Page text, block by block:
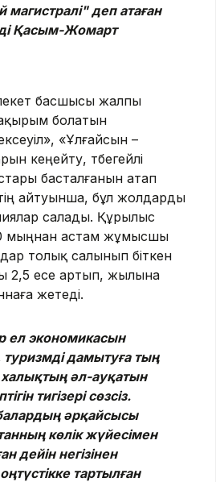
деп атаған
Қасым-Жомарт
басшысы жалпы
болатын
«Ұлғайсын –
кеңейту, түбегейлі
басталғанын атап
айтуынша, бұл жолдарды
салады. Құрылыс
мыңнан астам жұмысшы
толық салынып біткен
2,5 есе артып, жылына
жетеді.
ел экономикасын
туризмді дамытуға тың
халықтың әл-ауқатын
тигізері сөзсіз.
әрқайсысы
көлік жүйесімен
дейін негізінен
тартылған